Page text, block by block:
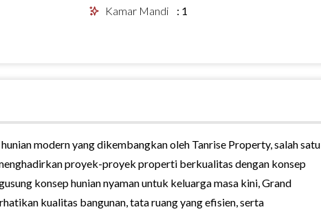
Kamar Mandi : 1
modern yang dikembangkan oleh Tanrise Property, salah satu
proyek-proyek properti berkualitas dengan konsep
konsep hunian nyaman untuk keluarga masa kini, Grand
kualitas bangunan, tata ruang yang efisien, serta